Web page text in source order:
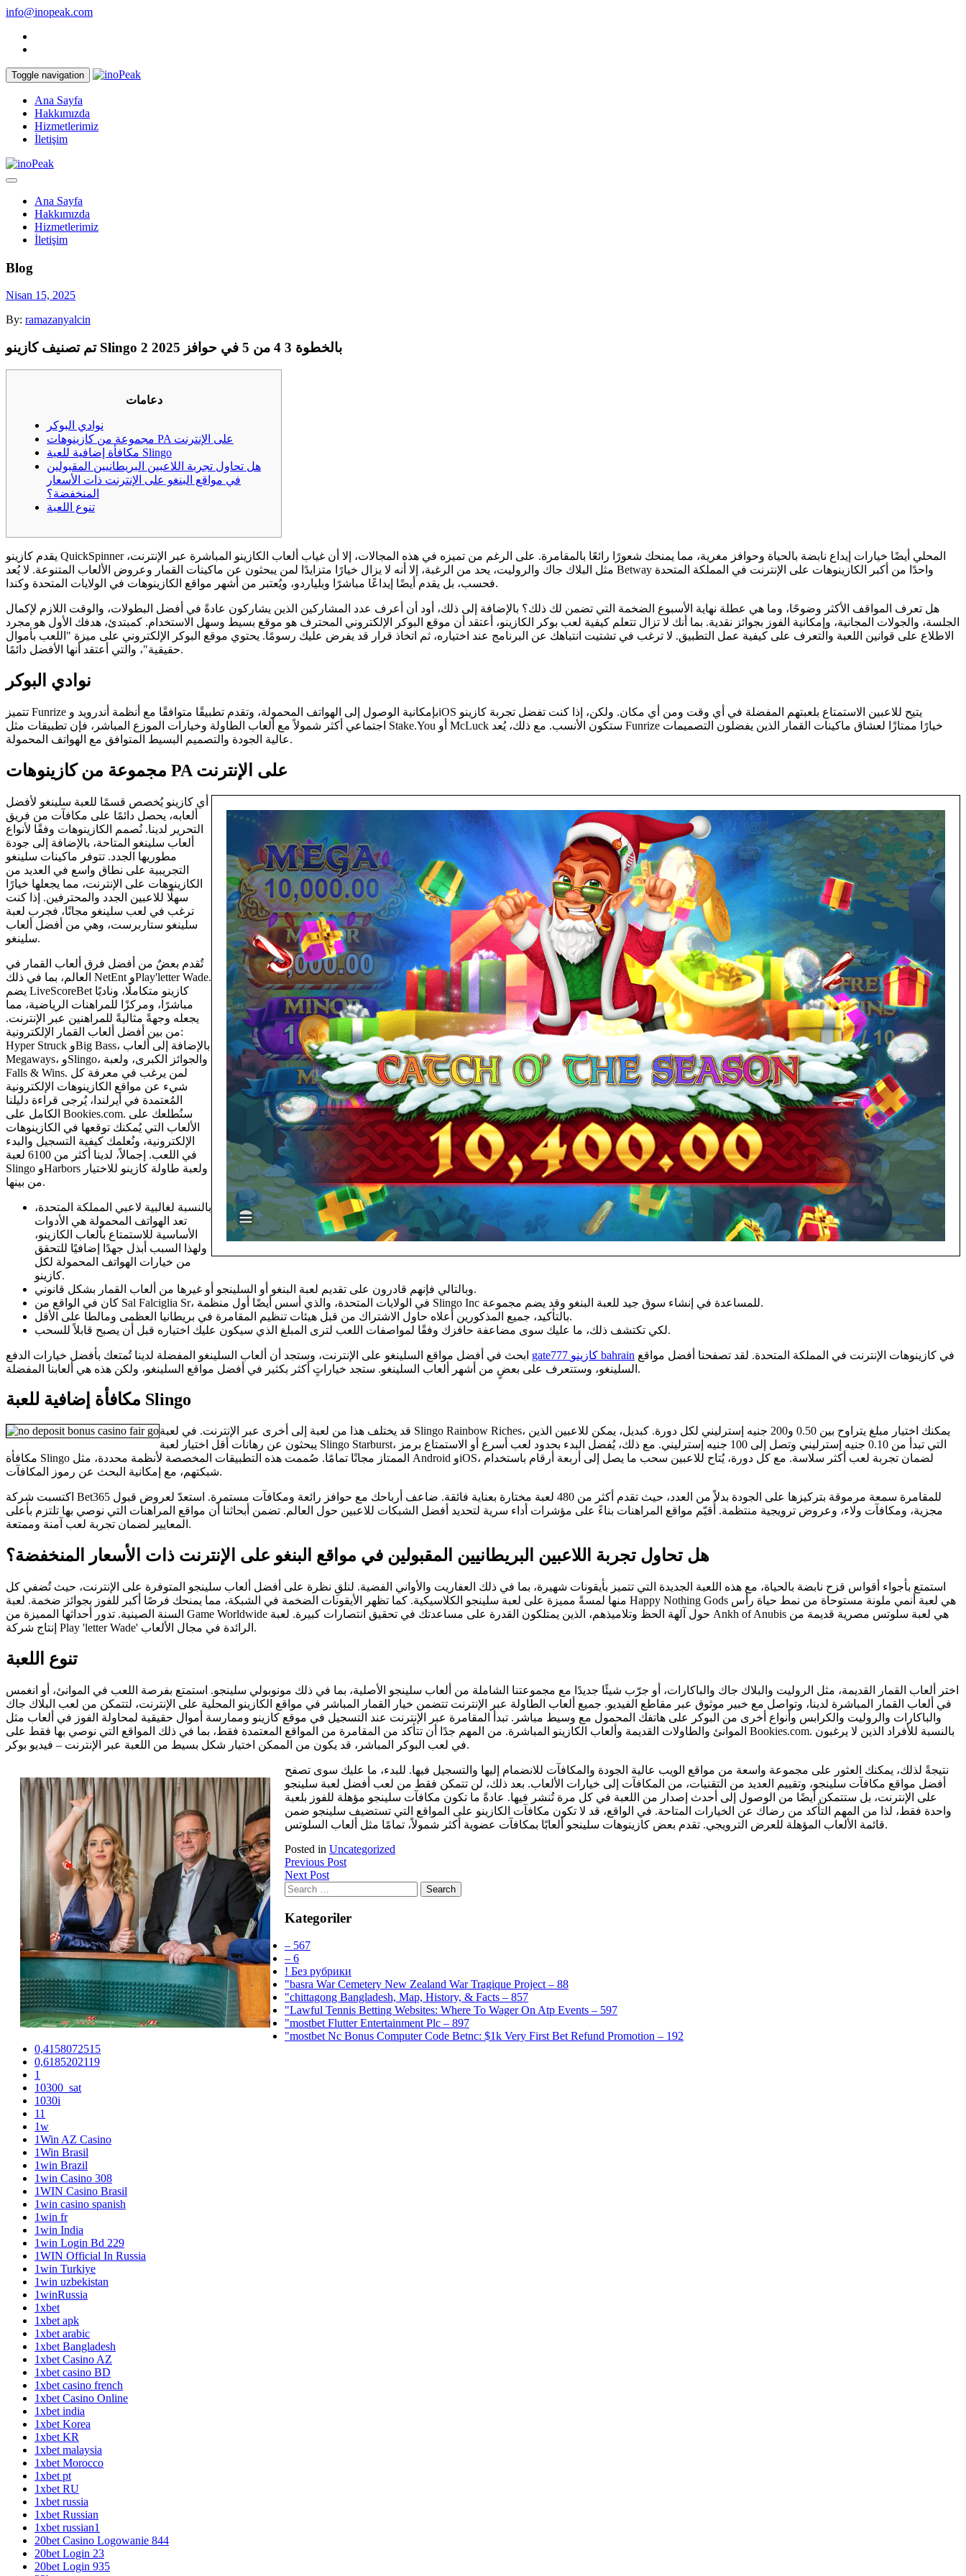
info@inopeak.com
Toggle navigation
Ana Sayfa
Hakkımızda
Hizmetlerimiz
İletişim
Ana Sayfa
Hakkımızda
Hizmetlerimiz
İletişim
Blog
Nisan 15, 2025
By: ramazanyalcin
تم تصنيف كازينو Slingo بالخطوة 3 4 من 5 في حوافز 2025 2
دعامات
نوادي البوكر
مجموعة من كازينوهات PA على الإنترنت
مكافأة إضافية للعبة Slingo
هل تحاول تجربة اللاعبين البريطانيين المقبولين
في مواقع البنغو على الإنترنت ذات الأسعار
المنخفضة؟
تنوع اللعبة
يقدم كازينو QuickSpinner المحلي أيضًا خيارات إيداع نابضة بالحياة وحوافز مغرية، مما يمنحك شعورًا رائعًا بالمقامرة. على الرغم من تميزه في هذه المجالات، إلا أن غياب ألعاب الكازينو المباشرة عبر الإنترنت،
مثل البلاك جاك والروليت، يحد من الرغبة، إلا أنه لا يزال خيارًا متزايدًا لمن يبحثون عن ماكينات القمار وعروض الألعاب المتنوعة. لا يُعد Betway واحدًا من أكبر الكازينوهات على الإنترنت في المملكة المتحدة
فحسب، بل يقدم أيضًا إيداعًا مباشرًا وبلياردو، ويُعتبر من أشهر مواقع الكازينوهات في الولايات المتحدة وكندا.
هل تعرف المواقف الأكثر وضوحًا، وما هي عطلة نهاية الأسبوع الضخمة التي تضمن لك ذلك؟ بالإضافة إلى ذلك، أود أن أعرف عدد المشاركين الذين يشاركون عادةً في أفضل البطولات، والوقت اللازم لإكمال
الجلسة، والجولات المجانية، وإمكانية الفوز بجوائز نقدية. بما أنك لا تزال تتعلم كيفية لعب بوكر الكازينو، أعتقد أن موقع البوكر الإلكتروني المحترف هو موقع بسيط وسهل الاستخدام. كمبتدئ، هدفك الأول هو مجرد
الاطلاع على قوانين اللعبة والتعرف على كيفية عمل التطبيق. لا ترغب في تشتيت انتباهك عن البرنامج عند اختياره، ثم اتخاذ قرار قد يفرض عليك رسومًا. يحتوي موقع البوكر الإلكتروني على ميزة "اللعب بأموال
حقيقية"، والتي أعتقد أنها الأفضل دائمًا.
نوادي البوكر
تتميز Funrize بإمكانية الوصول إلى الهواتف المحمولة، وتقدم تطبيقًا متوافقًا مع أنظمة أندرويد وiOS يتيح للاعبين الاستمتاع بلعبتهم المفضلة في أي وقت ومن أي مكان. ولكن، إذا كنت تفضل تجربة كازينو
اجتماعي أكثر شمولاً مع ألعاب الطاولة وخيارات الموزع المباشر، فإن تطبيقات مثل Stake.You أو McLuck ستكون الأنسب. مع ذلك، يُعد Funrize خيارًا ممتازًا لعشاق ماكينات القمار الذين يفضلون التصميمات
عالية الجودة والتصميم البسيط المتوافق مع الهواتف المحمولة.
مجموعة من كازينوهات PA على الإنترنت
أي كازينو يُخصص قسمًا للعبة سلينغو لأفضل
ألعابه، يحصل دائمًا على مكافآت من فريق
التحرير لدينا. نُصمم الكازينوهات وفقًا لأنواع
ألعاب سلينغو المتاحة، بالإضافة إلى جودة
مطوريها الجدد. تتوفر ماكينات سلينغو
التجريبية على نطاق واسع في العديد من
الكازينوهات على الإنترنت، مما يجعلها خيارًا
سهلًا للاعبين الجدد والمحترفين. إذا كنت
ترغب في لعب سلينغو مجانًا، فجرب لعبة
سلينغو ستاربرست، وهي من أفضل ألعاب
سلينغو.
تُقدم بعضٌ من أفضل فرق ألعاب القمار في
العالم، بما في ذلك NetEnt وPlay'letter Wade.
يضم LiveScoreBet كازينو متكاملًا، وناديًا
مباشرًا، ومركزًا للمراهنات الرياضية، مما
يجعله وجهةً مثاليةً للمراهنين عبر الإنترنت.
من بين أفضل ألعاب القمار الإلكترونية:
Hyper Struck وBig Bass، بالإضافة إلى ألعاب
Megaways، وSlingo، والجوائز الكبرى، ولعبة
Falls & Wins. لمن يرغب في معرفة كل
شيء عن مواقع الكازينوهات الإلكترونية
المُعتمدة في أيرلندا، يُرجى قراءة دليلنا
الكامل على Bookies.com. سنُطلعك على
الألعاب التي يُمكنك توقعها في الكازينوهات
الإلكترونية، ونُعلمك كيفية التسجيل والبدء
في اللعب. إجمالاً، لدينا أكثر من 6100 لعبة
Slingo وHarbors ولعبة طاولة كازينو للاختيار
من بينها.
بالنسبة لغالبية لاعبي المملكة المتحدة،
تعد الهواتف المحمولة هي الأدوات
الأساسية للاستمتاع بألعاب الكازينو،
ولهذا السبب أبذل جهدًا إضافيًا للتحقق
من خيارات الهواتف المحمولة لكل
كازينو.
وبالتالي فإنهم قادرون على تقديم لعبة البنغو أو السلينجو أو غيرها من ألعاب القمار بشكل قانوني.
كان في الواقع من Sal Falciglia Sr، في الولايات المتحدة، والذي أسس أيضًا أول منظمة Slingo Inc للمساعدة في إنشاء سوق جيد للعبة البنغو وقد يضم مجموعة.
بالتأكيد، جميع المذكورين أعلاه حاول الاشتراك من قبل هيئات تنظيم المقامرة في بريطانيا العظمى ومالطا على الأقل.
لكي تكتشف ذلك، ما عليك سوى مضاعفة حافزك وفقًا لمواصفات اللعب لترى المبلغ الذي سيكون عليك اختياره قبل أن يصبح قابلاً للسحب.
gate777 كازينو bahrain
السلينغو، وستتعرف على بعضٍ من أشهر ألعاب السلينغو. ستجد خياراتٍ أكثر بكثير في أفضل مواقع السلينغو، ولكن هذه هي ألعابنا المفضلة.
مكافأة إضافية للعبة Slingo
قد يختلف هذا من لعبة إلى أخرى عبر الإنترنت. في لعبة Slingo Rainbow Riches، يمكنك اختيار مبلغ يتراوح بين 0.50 و200 جنيه إسترليني لكل دورة. كبديل، يمكن للاعبين الذين
يبحثون عن رهانات أقل اختيار لعبة Slingo Starburst، التي تبدأ من 0.10 جنيه إسترليني وتصل إلى 100 جنيه إسترليني. مع ذلك، يُفضل البدء بحدود لعب أسرع أو الاستمتاع برمز
مكافأة Slingo الممتاز مجانًا تمامًا. صُممت هذه التطبيقات المخصصة لأنظمة محددة، مثل Android وiOS، لضمان تجربة لعب أكثر سلاسة. مع كل دورة، يُتاح للاعبين سحب ما يصل إلى أربعة أرقام باستخدام
شبكتهم، مع إمكانية البحث عن رموز المكافآت.
اكتسبت شركة Bet365 للمقامرة سمعة مرموقة بتركيزها على الجودة بدلاً من العدد، حيث تقدم أكثر من 480 لعبة مختارة بعناية فائقة. ضاعف أرباحك مع حوافز رائعة ومكافآت مستمرة. استعدّ لعروض قبول
مجزية، ومكافآت ولاء، وعروض ترويجية منتظمة. أُقيّم مواقع المراهنات بناءً على مؤشرات أداء سرية لتحديد أفضل الشبكات للاعبين حول العالم. تضمن أبحاثنا أن مواقع المراهنات التي نوصي بها تلتزم بأعلى
المعايير لضمان تجربة لعب آمنة وممتعة.
هل تحاول تجربة اللاعبين البريطانيين المقبولين في مواقع البنغو على الإنترنت ذات الأسعار المنخفضة؟
استمتع بأجواء أقواس قزح نابضة بالحياة، مع هذه اللعبة الجديدة التي تتميز بأيقونات شهيرة، بما في ذلك العفاريت والأواني الفضية. لنلقِ نظرة على أفضل ألعاب سلينجو المتوفرة على الإنترنت، حيث تُضفي كل
منها لمسةً مميزة على لعبة سلينجو الكلاسيكية. كما تظهر الأيقونات الضخمة في الشبكة، مما يمنحك فرصًا أكبر للفوز بجوائز ضخمة. لعبة Happy Nothing Gods هي لعبة أنمي ملونة مستوحاة من نمط حياة رأس
السنة الصينية. تدور أحداثها المميزة من Game Worldwide حول آلهة الحظ وتلاميذهم، الذين يمتلكون القدرة على مساعدتك في تحقيق انتصارات كبيرة. لعبة Ankh of Anubis هي لعبة سلوتس مصرية قديمة من
إنتاج شركة Play 'letter Wade' الرائدة في مجال الألعاب.
تنوع اللعبة
اختر ألعاب القمار القديمة، مثل الروليت والبلاك جاك والباكارات، أو جرّب شيئًا جديدًا مع مجموعتنا الشاملة من ألعاب سلينجو الأصلية، بما في ذلك مونوبولي سلينجو. استمتع بفرصة اللعب في الموانئ، أو انغمس
في ألعاب القمار المباشرة لدينا، وتواصل مع خبير موثوق عبر مقاطع الفيديو. جميع ألعاب الطاولة عبر الإنترنت تتضمن خيار القمار المباشر في مواقع الكازينو المحلية على الإنترنت، لتتمكن من لعب البلاك جاك
والباكارات والروليت والكرابس وأنواع أخرى من البوكر على هاتفك المحمول مع وسيط مباشر. تبدأ المقامرة عبر الإنترنت عند التسجيل في موقع كازينو وممارسة أموال حقيقية لمحاولة الفوز في ألعاب مثل
الموانئ والطاولات القديمة وألعاب الكازينو المباشرة. من المهم جدًا أن تتأكد من المقامرة من المواقع المعتمدة فقط، بما في ذلك المواقع التي نوصي بها فقط على Bookies.com. بالنسبة للأفراد الذين لا يرغبون
في لعب البوكر المباشر، قد يكون من الممكن اختيار شكل بسيط من اللعبة عبر الإنترنت – فيديو بوكر.
نتيجةً لذلك، يمكنك العثور على مجموعة واسعة من مواقع الويب عالية الجودة والمكافآت للانضمام إليها والتسجيل فيها. للبدء، ما عليك سوى تصفح
أفضل مواقع مكافآت سلينجو، وتقييم العديد من التقنيات، من المكافآت إلى خيارات الألعاب. بعد ذلك، لن تتمكن فقط من لعب أفضل لعبة سلينجو
على الإنترنت، بل ستتمكن أيضًا من الوصول إلى أحدث إصدار من اللعبة في كل مرة تُنشر فيها. عادةً ما تكون مكافآت سلينجو مؤهلة للفوز بلعبة
واحدة فقط، لذا من المهم التأكد من رضاك ​​عن الخيارات المتاحة. في الواقع، قد لا تكون مكافآت الكازينو على المواقع التي تستضيف سلينجو ضمن
قائمة الألعاب المؤهلة للعرض الترويجي. تقدم بعض كازينوهات سلينجو ألعابًا بمكافآت عضوية أكثر شمولاً، تمامًا مثل ألعاب السلوتس.
Posted in Uncategorized
Previous Post
Next Post
Kategoriler
– 567
– 6
! Без рубрики
"basra War Cemetery New Zealand War Tragique Project – 88
"chittagong Bangladesh, Map, History, & Facts – 857
"Lawful Tennis Betting Websites: Where To Wager On Atp Events – 597
"mostbet Flutter Entertainment Plc – 897
"mostbet Nc Bonus Computer Code Betnc: $1k Very First Bet Refund Promotion – 192
0,4158072515
0,6185202119
1
10300_sat
1030i
11
1w
1Win AZ Casino
1Win Brasil
1win Brazil
1win Casino 308
1WIN Casino Brasil
1win casino spanish
1win fr
1win India
1win Login Bd 229
1WIN Official In Russia
1win Turkiye
1win uzbekistan
1winRussia
1xbet
1xbet apk
1xbet arabic
1xbet Bangladesh
1xbet Casino AZ
1xbet casino BD
1xbet casino french
1xbet Casino Online
1xbet india
1xbet Korea
1xbet KR
1xbet malaysia
1xbet Morocco
1xbet pt
1xbet RU
1xbet russia
1xbet Russian
1xbet russian1
20bet Casino Logowanie 844
20bet Login 23
20bet Login 935